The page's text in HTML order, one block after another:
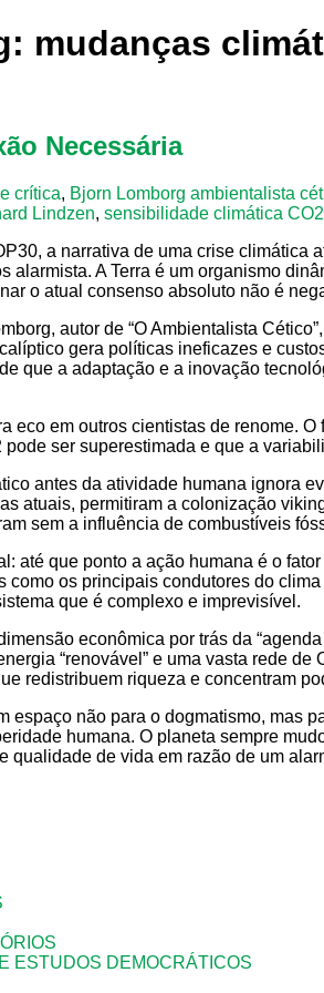
mudanças
Necessária
crítica, Bjorn Lomborg ambientalista
Lindzen, sensibilidade climática CO2
a narrativa de uma crise
alarmista. A Terra é um organismo
o atual consenso absoluto não é
autor de “O Ambientalista
gera políticas ineficazes e
que a adaptação e a inovação
eco em outros cientistas de renome.
ser superestimada e que a
antes da atividade humana ignora
atuais, permitiram a colonização
sem a influência de combustíveis
até que ponto a ação humana é o
como os principais condutores do
que é complexo e imprevisível.
econômica por trás da
“renovável” e uma vasta rede
redistribuem riqueza e concentram
espaço não para o dogmatismo, mas
humana. O planeta sempre
qualidade de vida em razão de um
ESTUDOS DEMOCRÁTICOS